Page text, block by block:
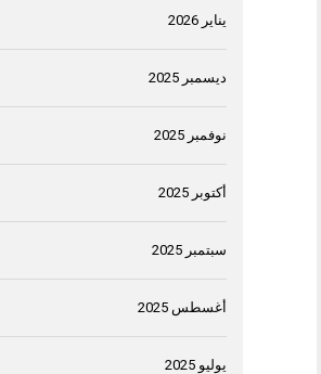
يناير 2026
ديسمبر 2025
نوفمبر 2025
أكتوبر 2025
سبتمبر 2025
أغسطس 2025
يوليو 2025